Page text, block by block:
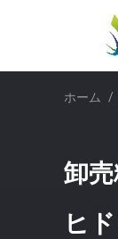
ホーム /
卸
ヒ